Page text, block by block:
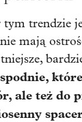
trendzie
mają
ale też do